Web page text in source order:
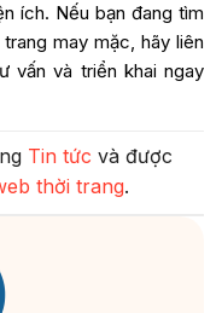
ích. Nếu bạn đang tìm
may mặc, hãy liên
và triển khai ngay
Tin tức và được
thời trang.